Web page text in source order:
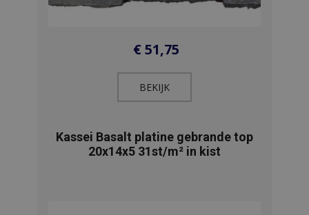
€51,75
BEKIJK​
Kassei Basalt platine gebrande top
20x14x5 31st/m² in kist